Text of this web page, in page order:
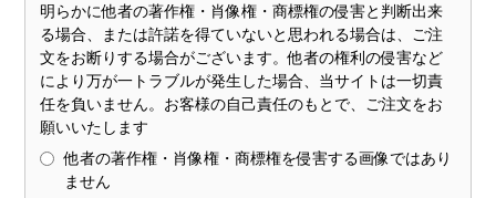
明らかに他者の著作権・肖像権・商標権の侵害と判断出来
る場合、または許諾を得ていないと思われる場合は、ご注
文をお断りする場合がございます。他者の権利の侵害など
により万が一トラブルが発生した場合、当サイトは一切責
任を負いません。お客様の自己責任のもとで、ご注文をお
願いいたします
他者の著作権・肖像権・商標権を侵害する画像ではあり
ません